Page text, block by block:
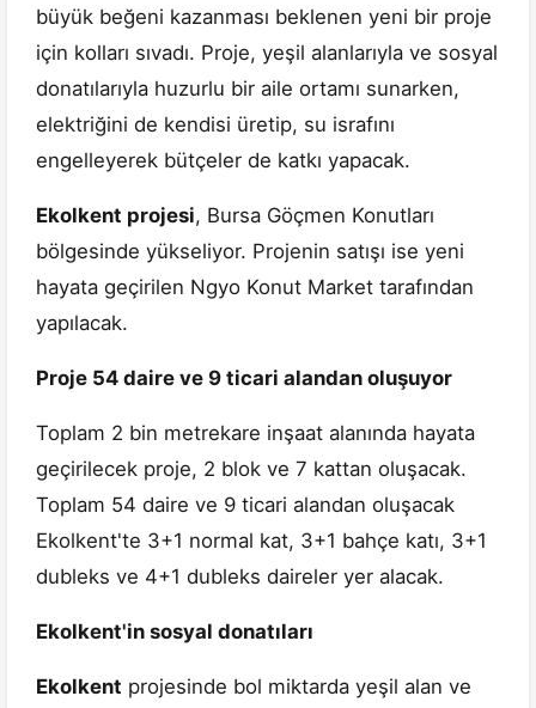
büyük beğeni kazanması beklenen yeni bir proje
için kolları sıvadı. Proje, yeşil alanlarıyla ve sosyal
donatılarıyla huzurlu bir aile ortamı sunarken,
elektriğini de kendisi üretip, su israfını
engelleyerek bütçeler de katkı yapacak.
Ekolkent projesi, Bursa Göçmen Konutları
bölgesinde yükseliyor. Projenin satışı ise yeni
hayata geçirilen Ngyo Konut Market tarafından
yapılacak.
Proje 54 daire ve 9 ticari alandan oluşuyor
Toplam 2 bin metrekare inşaat alanında hayata
geçirilecek proje, 2 blok ve 7 kattan oluşacak.
Toplam 54 daire ve 9 ticari alandan oluşacak
Ekolkent'te 3+1 normal kat, 3+1 bahçe katı, 3+1
dubleks ve 4+1 dubleks daireler yer alacak.
Ekolkent'in sosyal donatıları
Ekolkent projesinde bol miktarda yeşil alan ve